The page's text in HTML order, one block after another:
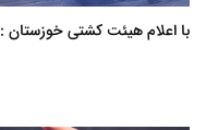
با اعلام هیئت کشتی خوزستان :